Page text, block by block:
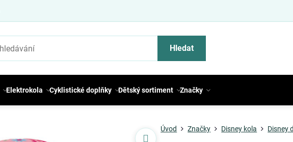
Hledat
Elektrokola Cyklistické doplňky Dětský sortiment Značky
Úvod Značky Disney kola Disney